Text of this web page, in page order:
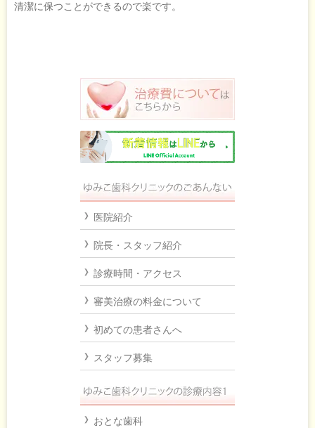
清潔に保つことができるので楽です。
医院紹介
院長・スタッフ紹介
診療時間・アクセス
審美治療の料金について
初めての患者さんへ
スタッフ募集
おとな歯科